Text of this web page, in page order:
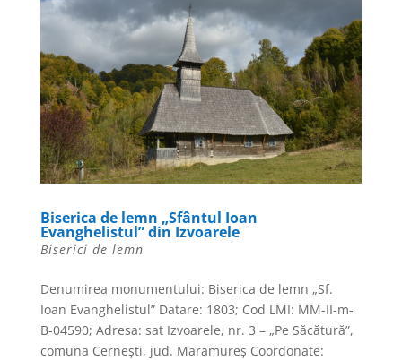
Biserica de lemn „Sfântul Ioan
Evanghelistul” din Izvoarele
Biserici de lemn
Denumirea monumentului: Biserica de lemn „Sf.
Ioan Evanghelistul” Datare: 1803; Cod LMI: MM-II-m-
B-04590; Adresa: sat Izvoarele, nr. 3 – „Pe Săcătură”,
comuna Cerneşti, jud. Maramureş Coordonate: